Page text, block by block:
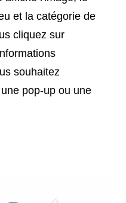
et la catégorie de
cliquez sur
souhaitez
pop-up ou une